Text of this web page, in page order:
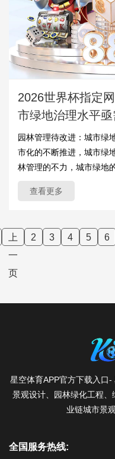
2026世界杯指定
市绿地治理水平亟
园林管理待改进：城市绿
市化的不断推进，城市绿
林管理的不力，城市绿地
查看更多
上
一
页
2 3 4 5 6
星空体育APP官方下载入口-
景观设计、园林绿化工程
业链城市景
全国服务热线: